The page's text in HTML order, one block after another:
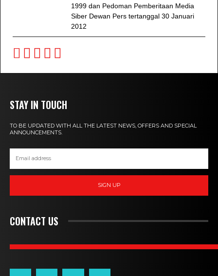
1999 dan Pedoman Pemberitaan Media
Siber Dewan Pers tertanggal 30 Januari
2012
STAY IN TOUCH
TO BE UPDATED WITH ALL THE LATEST NEWS, OFFERS AND SPECIAL
ANNOUNCEMENTS.
SIGN UP
CONTACT US